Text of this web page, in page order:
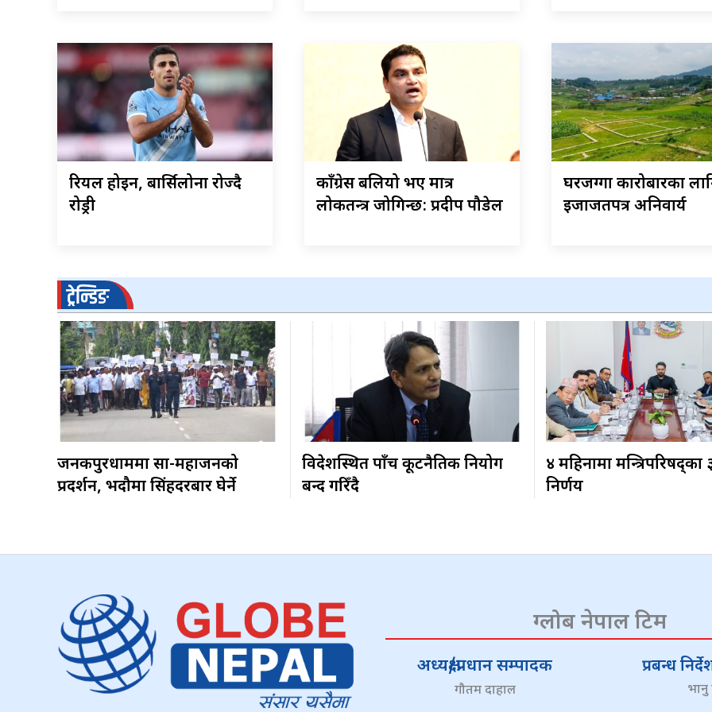
रियल होइन, बार्सिलोना रोज्दै
रोड्री
काँग्रेस बलियो भए मात्र
लोकतन्त्र जोगिन्छ: प्रदीप पौडेल
घरजग्गा कारोबारका
इजाजतपत्र अनिवार्य
ट्रेन्डिङ
जनकपुरधाममा साहु-महाजनको
प्रदर्शन, भदौमा सिंहदरबार घेर्ने
विदेशस्थित पाँच कूटनैतिक नियोग
बन्द गरिँदै
४ महिनामा मन्त्रिपरिषद्का
निर्णय
ग्लोब नेपाल टिम
अध्यक्ष/प्रधान सम्पादक
गौतम दाहाल
प्रबन्ध
भानु